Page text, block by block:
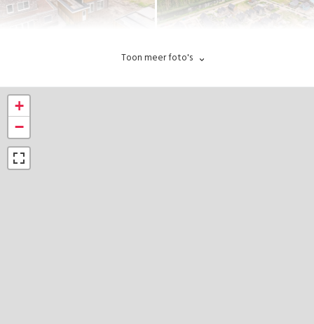
Toon meer foto's
+
−